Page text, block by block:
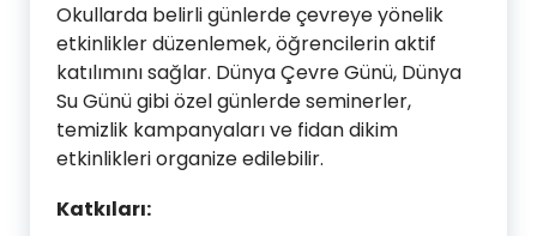
Okullarda belirli günlerde çevreye yönelik
etkinlikler düzenlemek, öğrencilerin aktif
katılımını sağlar. Dünya Çevre Günü, Dünya
Su Günü gibi özel günlerde seminerler,
temizlik kampanyaları ve fidan dikim
etkinlikleri organize edilebilir.
Katkıları: